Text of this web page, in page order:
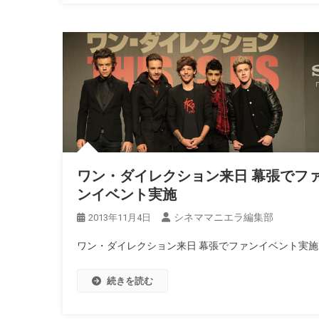
ワン・ダイレクション来日 幕張でフ
ンイベント実施
2013年11月4日 シネママニエラ編集部
ワン・ダイレクション来日 幕張でファンイベント実施
続きを読む